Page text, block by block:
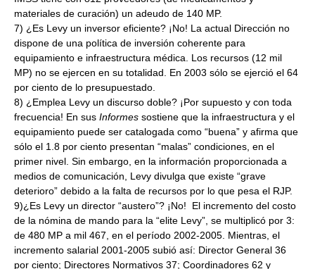
materiales de curación) un adeudo de 140 MP.
7) ¿Es Levy un inversor eficiente? ¡No! La actual Dirección no
dispone de una política de inversión coherente para
equipamiento e infraestructura médica. Los recursos (12 mil
MP) no se ejercen en su totalidad. En 2003 sólo se ejerció el 64
por ciento de lo presupuestado.
8) ¿Emplea Levy un discurso doble? ¡Por supuesto y con toda
frecuencia! En sus Informes sostiene que la infraestructura y el
equipamiento puede ser catalogada como “buena” y afirma que
sólo el 1.8 por ciento presentan “malas” condiciones, en el
primer nivel. Sin embargo, en la información proporcionada a
medios de comunicación, Levy divulga que existe “grave
deterioro” debido a la falta de recursos por lo que pesa el RJP.
9)¿Es Levy un director “austero”? ¡No! El incremento del costo
de la nómina de mando para la “elite Levy”, se multiplicó por 3:
de 480 MP a mil 467, en el período 2002-2005. Mientras, el
incremento salarial 2001-2005 subió así: Director General 36
por ciento; Directores Normativos 37; Coordinadores 62 y